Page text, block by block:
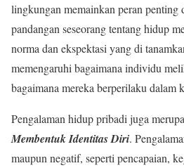
lingkungan memainkan peran penting
pandangan seseorang tentang hidup
norma dan ekspektasi yang di
memengaruhi bagaimana individu
bagaimana mereka berperilaku dalam
Pengalaman hidup pribadi juga
Membentuk Identitas Diri.
maupun negatif, seperti pencapaian,